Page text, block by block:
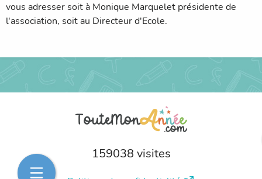
vous adresser soit à Monique Marquelet présidente de
l'association, soit au Directeur d'Ecole.
159038 visites